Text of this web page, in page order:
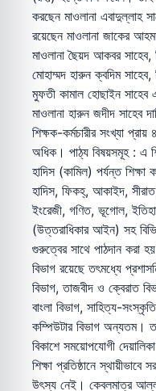
করছেন মাওলানা এবাদুল্লাহ
রয়েছেন মাওলানা জাকের
মাওলানা ছৈয়দ আকবর সাহেব,
মোহাম্মদ হারুন ক্বদিম সাহেব,
মুফতী কামাল হোছাইন সাহেব
মাওলানা হারুন জদীদ সাহেব
শিক্ষক-কর্মচারীর সংখ্যা
অধিক। পাঠ্য বিষয়সমূহ : এ
হাদিস (কামিল) পর্যন্ত
হাদিস, ফিকহ্, আকাইদ,
ইংরেজী, গণিত, ভূগোল,
(উত্তরাধিকার আইন) সহ
গুরুত্বের সাথে পাঠদান করা
বিভাগ রয়েছে তৎমধ্যে
বিভাগ, তাজবীদ ও ক্বেরাত
বাংলা বিভাগ, সাহিত্য-
কম্পিউটার বিভাগ অন্যতম।
বিকাশে সময়োপযোগী
শিক্ষা প্রতিষ্ঠানে
উৎস্য নেই। কেবলমাত্র